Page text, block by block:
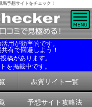
予想サイトをチェック！
用が効率的です。
有で回避しよう！
稿があります。
を掲載中です。
悪質サイト一覧
予想サイト攻略法